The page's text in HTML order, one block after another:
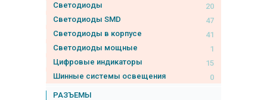
Светодиоды
20
Светодиоды SMD
47
Светодиоды в корпусе
41
Светодиоды мощные
1
Цифровые индикаторы
15
Шинные системы освещения
0
РАЗЪЕМЫ